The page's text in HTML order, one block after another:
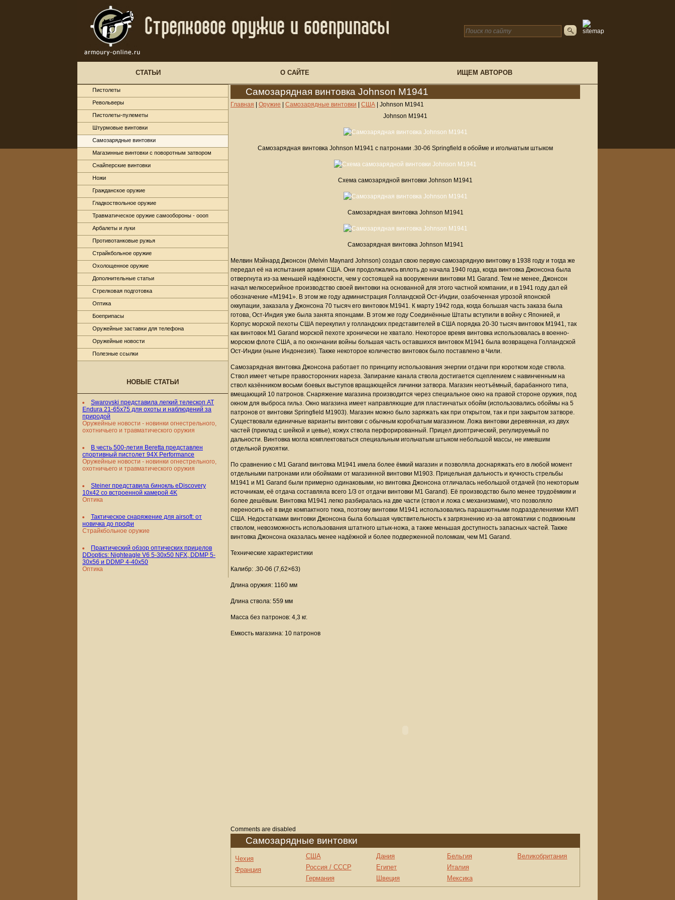
СТАТЬИ О САЙТЕ ИЩЕМ АВТОРОВ
Самозарядная винтовка Johnson M1941
Главная Оружие Самозарядные винтовки США
Johnson M1941
Johnson M1941
Самозарядная винтовка Johnson M1941 с патронами .30-06 Springfield в обойме и игольчатым штыком
Схема самозарядной винтовки Johnson M1941
Самозарядная винтовка Johnson M1941
Самозарядная винтовка Johnson M1941
Мелвин Мэйнард Джонсон (Melvin Maynard Johnson) создал свою первую самозарядную винтовку в 1938 году и тогда же
передал её на испытания армии США. Они продолжались вплоть до начала 1940 года, когда винтовка Джонсона была
отвергнута из-за меньшей надёжности, чем у состоящей на вооружении винтовки M1 Garand. Тем не менее, Джонсон
начал мелкосерийное производство своей винтовки на основанной для этого частной компании, и в 1941 году дал ей
обозначение «M1941». В этом же году администрация Голландской Ост-Индии, озабоченная угрозой японской
оккупации, заказала у Джонсона 70 тысяч его винтовок M1941. К марту 1942 года, когда большая часть заказа была
готова, Ост-Индия уже была занята японцами. В этом же году Соединённые Штаты вступили в войну с Японией, и
Корпус морской пехоты США перекупил у голландских представителей в США порядка 20-30 тысяч винтовок M1941, так
как винтовок M1 Garand морской пехоте хронически не хватало. Некоторое время винтовка использовалась в военно-
морском флоте США, а по окончании войны большая часть оставшихся винтовок M1941 была возвращена Голландской
Ост-Индии (ныне Индонезия). Также некоторое количество винтовок было поставлено в Чили.
Самозарядная винтовка Джонсона работает по принципу использования энергии отдачи при коротком ходе ствола.
Ствол имеет четыре правосторонних нареза. Запирание канала ствола достигается сцеплением с навинченным на
ствол казёнником восьми боевых выступов вращающейся личинки затвора. Магазин неотъёмный, барабанного типа,
вмещающий 10 патронов. Снаряжение магазина производится через специальное окно на правой стороне оружия, под
окном для выброса гильз. Окно магазина имеет направляющие для пластинчатых обойм (использовались обоймы на 5
патронов от винтовки Springfield M1903). Магазин можно было заряжать как при открытом, так и при закрытом затворе.
Существовали единичные варианты винтовки с обычным коробчатым магазином. Ложа винтовки деревянная, из двух
частей (приклад с шейкой и цевье), кожух ствола перфорированный. Прицел диоптрический, регулируемый по
дальности. Винтовка могла комплектоваться специальным игольчатым штыком небольшой массы, не имевшим
отдельной рукоятки.
По сравнению с M1 Garand винтовка M1941 имела более ёмкий магазин и позволяла доснаряжать его в любой момент
отдельными патронами или обоймами от магазинной винтовки M1903. Прицельная дальность и кучность стрельбы
M1941 и M1 Garand были примерно одинаковыми, но винтовка Джонсона отличалась небольшой отдачей (по некоторым
источникам, её отдача составляла всего 1/3 от отдачи винтовки M1 Garand). Её производство было менее трудоёмким и
более дешёвым. Винтовка M1941 легко разбиралась на две части (ствол и ложа с механизмами), что позволяло
переносить её в виде компактного тюка, поэтому винтовки M1941 использовались парашютными подразделениями КМП
США. Недостатками винтовки Джонсона была большая чувствительность к загрязнению из-за автоматики с подвижным
стволом, невозможность использования штатного штык-ножа, а также меньшая доступность запасных частей. Также
винтовка Джонсона оказалась менее надёжной и более подверженной поломкам, чем M1 Garand.
Технические характеристики
Калибр: .30-06 (7,62×63)
Длина оружия: 1160 мм
Длина ствола: 559 мм
Масса без патронов: 4,3 кг.
Емкость магазина: 10 патронов
Comments are disabled
Самозарядные винтовки
Чехия
Франция
США
Россия / СССР
Германия
Дания
Египет
Швеция
Бельгия
Италия
Мексика
Великобритания
Пистолеты
Револьверы
Пистолеты-пулеметы
Штурмовые винтовки
Самозарядные винтовки
Магазинные винтовки с поворотным затвором
Снайперские винтовки
Ножи
Гражданское оружие
Гладкоствольное оружие
Травматическое оружие самообороны - оооп
Арбалеты и луки
Противотанковые ружья
Страйкбольное оружие
Охолощенное оружие
Дополнительные статьи
Стрелковая подготовка
Оптика
Боеприпасы
Оружейные заставки для телефона
Оружейные новости
Полезные ссылки
НОВЫЕ СТАТЬИ
Swarovski представила легкий телескоп AT
Endura 21-65x75 для охоты и наблюдений за
природой
Оружейные новости - новинки огнестрельного,
охотничьего и травматического оружия
В честь 500-летия Beretta представлен
спортивный пистолет 94X Performance
Оружейные новости - новинки огнестрельного,
охотничьего и травматического оружия
Steiner представила бинокль eDiscovery
10x42 со встроенной камерой 4K
Оптика
Тактическое снаряжение для airsoft: от
новичка до профи
Страйкбольное оружие
Практический обзор оптических прицелов
DDoptics: Nighteagle V6 5-30x50 NFX, DDMP 5-
30x56 и DDMP 4-40x50
Оптика